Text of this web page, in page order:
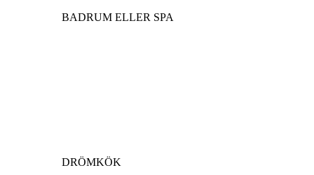
BADRUM ELLER SPA
DRÖMKÖK